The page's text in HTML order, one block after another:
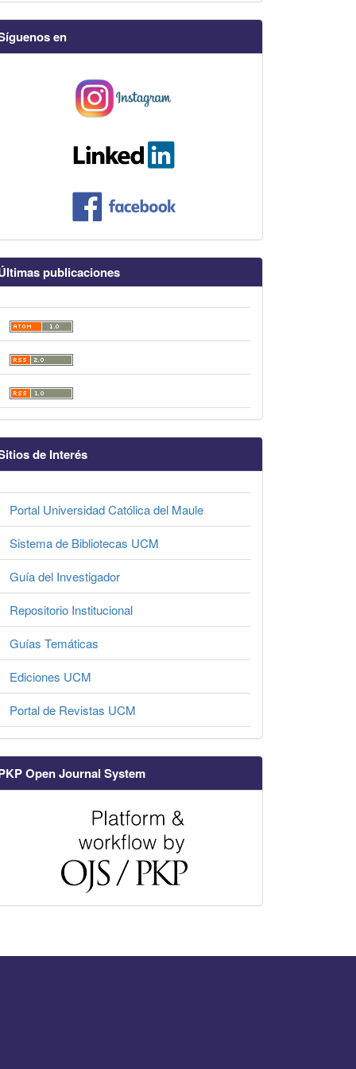
en
publicaciones
de Interés
Portal Universidad Católica del Maule
Sistema de Bibliotecas UCM
Guía del Investigador
Repositorio Institucional
Guías Temáticas
Ediciones UCM
Portal de Revistas UCM
Open Journal System